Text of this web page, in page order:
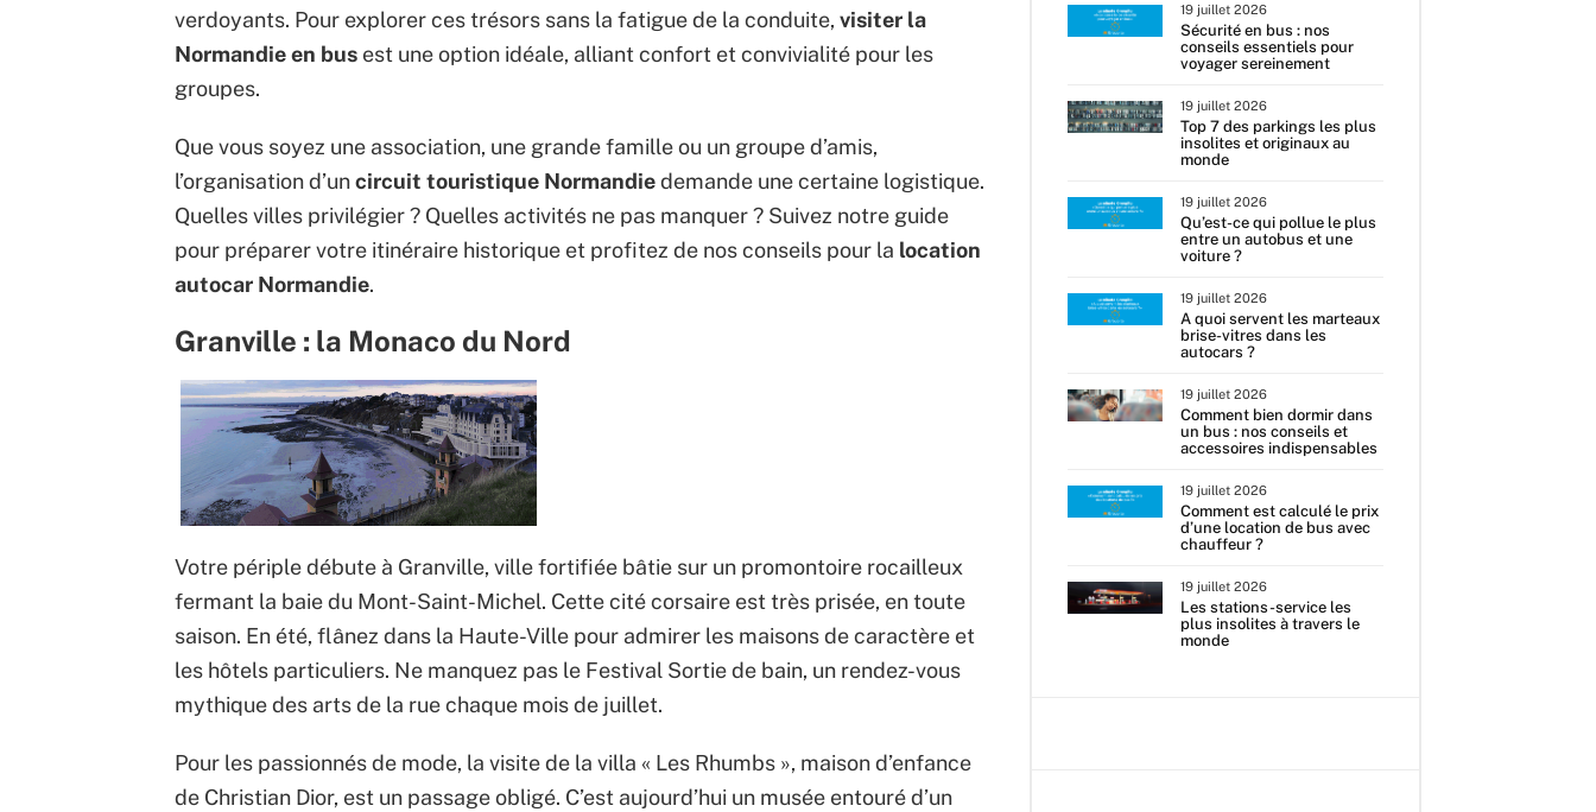
verdoyants. Pour explorer ces trésors sans la fatigue de la conduite, visiter la
Normandie en bus est une option idéale, alliant confort et convivialité pour les
groupes.
Que vous soyez une association, une grande famille ou un groupe d’amis,
l’organisation d’uncircuit touristique Normandiedemande une certaine logistique.
Quelles villes privilégier ? Quelles activités ne pas manquer ? Suivez notre guide
pour préparer votre itinéraire historique et profitez de nos conseils pour la location
autocar Normandie.
Granville : la Monaco du Nord
Votre périple débute à Granville, ville fortifiée bâtie sur un promontoire rocailleux
fermant la baie du Mont-Saint-Michel. Cette cité corsaire est très prisée, en toute
saison. En été, flânez dans la Haute-Ville pour admirer les maisons de caractère et
les hôtels particuliers. Ne manquez pas le Festival Sortie de bain, un rendez-vous
mythique des arts de la rue chaque mois de juillet.
Pour les passionnés de mode, la visite de la villa « Les Rhumbs », maison d’enfance
de Christian Dior, est un passage obligé. C’est aujourd’hui un musée entouré d’un
19 juillet 2026
Sécurité en bus : nos
conseils essentiels pour
voyager sereinement
19 juillet 2026
Top 7 des parkings les plus
insolites et originaux au
monde
19 juillet 2026
Qu’est-ce qui pollue le plus
entre un autobus et une
voiture ?
19 juillet 2026
A quoi servent les marteaux
brise-vitres dans les
autocars ?
19 juillet 2026
Comment bien dormir dans
un bus : nos conseils et
accessoires indispensables
19 juillet 2026
Comment est calculé le prix
d’une location de bus avec
chauffeur ?
19 juillet 2026
Les stations-service les
plus insolites à travers le
monde